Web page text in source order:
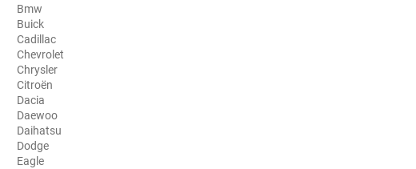
Nissan
Opel
Peugeot
Porsche
Renault
Seat
Bmw
Buick
Cadillac
Chevrolet
Chrysler
Citroën
Dacia
Daewoo
Daihatsu
Dodge
Eagle